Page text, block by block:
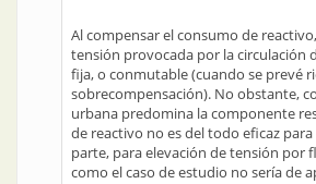
Al compensar el consumo de
tensión provocada por la circulación
fija, o conmutable (cuando se prevé
sobrecompensación). No obstante,
urbana predomina la componente
de reactivo no es del todo eficaz
parte, para elevación de tensión por
como el caso de estudio no sería de